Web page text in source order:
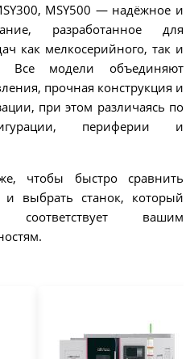
MSY500 — надёжное и
разработанное для
как мелкосерийного, так и
Все модели объединяют
прочная конструкция и
при этом различаясь по
периферии и
чтобы быстро сравнить
и выбрать станок, который
вашим